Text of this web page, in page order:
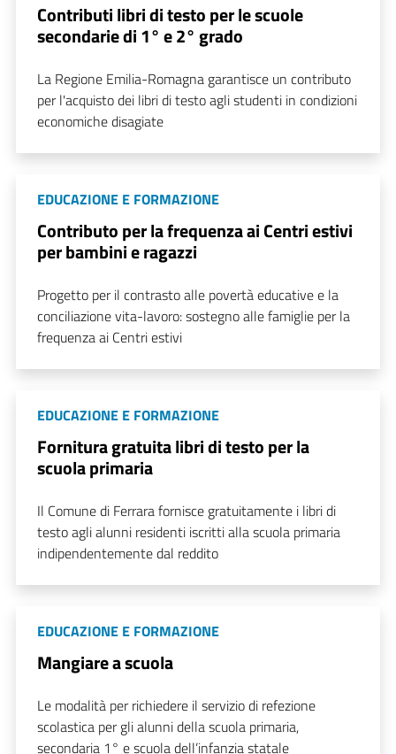
Contributi libri di testo per le scuole
secondarie di 1° e 2° grado
La Regione Emilia-Romagna garantisce un contributo
per l'acquisto dei libri di testo agli studenti in condizioni
economiche disagiate
EDUCAZIONE E FORMAZIONE
Contributo per la frequenza ai Centri estivi
per bambini e ragazzi
Progetto per il contrasto alle povertà educative e la
conciliazione vita-lavoro: sostegno alle famiglie per la
frequenza ai Centri estivi
EDUCAZIONE E FORMAZIONE
Fornitura gratuita libri di testo per la
scuola primaria
Il Comune di Ferrara fornisce gratuitamente i libri di
testo agli alunni residenti iscritti alla scuola primaria
indipendentemente dal reddito
EDUCAZIONE E FORMAZIONE
Mangiare a scuola
Le modalità per richiedere il servizio di refezione
scolastica per gli alunni della scuola primaria,
secondaria 1° e scuola dell’infanzia statale